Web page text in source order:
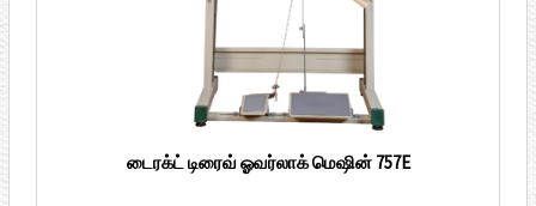
டைரக்ட் டிரைவ் ஓவர்லாக் மெஷின் 757E